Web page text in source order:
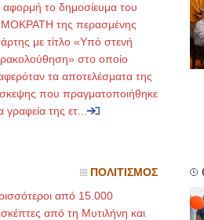
το δημοσίευμα του
της περασμένης
με τίτλο «Υπό στενή
στο οποίο
τα αποτελέσματα της
που πραγματοποιήθηκε
γραφεία της ετ...
ΠΟΛΙΤΙΣΜΟΣ
από 15.000
από τη Μυτιλήνη και